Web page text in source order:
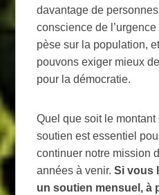
davantage de
conscience de
pèse sur la population,
pouvons exiger mieux
pour la démocratie.
Quel que soit le
soutien est essentiel
continuer notre mission
années à venir.Si vous
un soutien mensuel, à